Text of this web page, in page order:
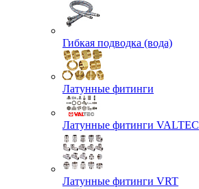
Гибкая подводка (вода)
Латунные фитинги
Латунные фитинги VALTEC
Латунные фитинги VRT